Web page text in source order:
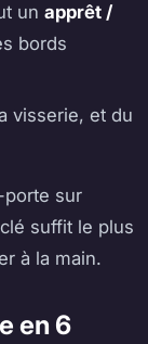
unapprêt /
bords
visserie, et du
sur
suffit le plus
à la main.
en 6